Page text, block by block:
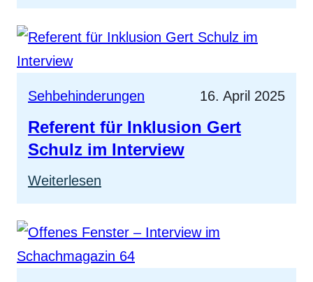
„Kleiner
Meister“
Sehbehinderungen
16. April 2025
Referent für Inklusion Gert
Schulz im Interview
Weiterlesen
Referent
für
Inklusion